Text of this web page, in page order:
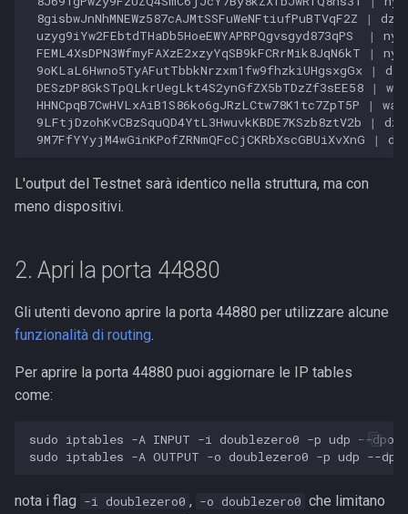
8gisbwJnNhMNEWz587cAJMtSSFuWeNFtiufPuBTVqF2Z
|
dz-
uzyg9iYw2FEbtdTHaDb5HoeEWYAPRPQgvsgyd873qPS
|
FEML4XsDPN3WfmyFAXzE2xzyYqSB9kFCRrMik8JqN6kT
|
9oKLaL6Hwno5TyAFutTbbkNrzxm1fw9fhzkiUHgsxgGx
|
dz-
DESzDP8GkSTpQLkrUegLkt4S2ynGfZX5bTDzZf3sEE58
|
HHNCpqB7CwHVLxAiB1S86ko6gJRzLCtw78K1tc7ZpT5P
|
9LFtjDzohKvCBzSquQD4YtL3HwuvkKBDE7KSzb8ztV2b
|
dz-
9M7FfYYyjM4wGinKPofZRNmQFcCjCKRbXscGBUiXvXnG
|
L'output del Testnet sarà identico nella struttura, ma con
meno dispositivi.
2. Apri la porta 44880
Gli utenti devono aprire la porta 44880 per utilizzare alcune
funzionalità di routing.
Per aprire la porta 44880 puoi aggiornare le IP tables
come:
sudo iptables -A INPUT -i doublezero0 -p udp --dport
nota i flag -i doublezero0 , -o doublezero0 che limitano